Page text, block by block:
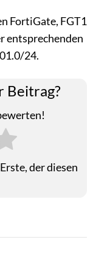
FortiGate, FGT1
entsprechenden
24.
Beitrag?
der diesen